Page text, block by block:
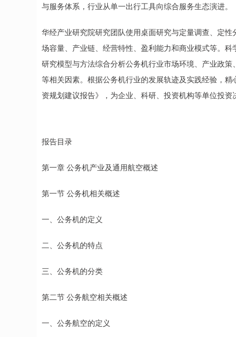
与服务体系，行业从单一出行工具向综合服务生态演进。
华经产业研究院研究团队使用桌面研究与定量调查、定
场容量、产业链、经营特性、盈利能力和商业模式等。
研究模型与方法综合分析公务机行业市场环境、产业政
等相关因素。根据公务机行业的发展轨迹及实践经验，
资规划建议报告》，为企业、科研、投资机构等单位投资
报告目录
第一章 公务机产业及通用航空概述
第一节 公务机相关概述
一、公务机的定义
二、公务机的特点
三、公务机的分类
第二节 公务航空相关概述
一、公务航空的定义